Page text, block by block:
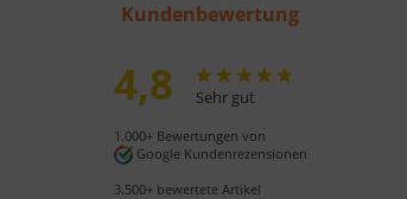
Kundenbewertung
4,8 Sehr gut
1.000+ Bewertungen von
Google Kundenrezensionen
3.500+ bewertete Artikel